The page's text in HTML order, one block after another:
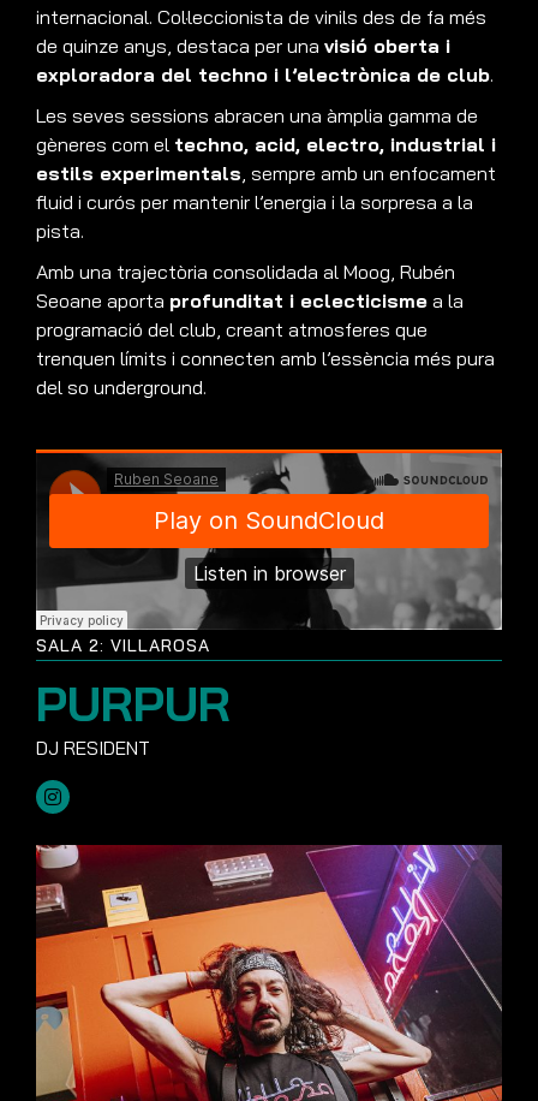
internacional. Col·leccionista de vinils des de fa més
de quinze anys, destaca per una visió oberta i
exploradora del techno i l’electrònica de club.
Les seves sessions abracen una àmplia gamma de
gèneres com el techno, acid, electro, industrial i
estils experimentals, sempre amb un enfocament
fluid i curós per mantenir l’energia i la sorpresa a la
pista.
Amb una trajectòria consolidada al Moog, Rubén
Seoane aporta profunditat i eclecticisme a la
programació del club, creant atmosferes que
trenquen límits i connecten amb l’essència més pura
del so underground.
SALA 2: VILLAROSA
PURPUR